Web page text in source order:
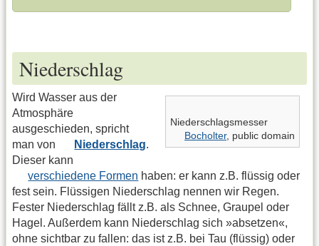
Niederschlag
Niederschlagsmesser
Bocholter, public domain
Wird Wasser aus der
Atmosphäre
ausgeschieden, spricht
man von
Niederschlag.
Dieser kann
verschiedene Formen haben: er kann z.B. flüssig oder
fest sein. Flüssigen Niederschlag nennen wir Regen.
Fester Niederschlag fällt z.B. als Schnee, Graupel oder
Hagel. Außerdem kann Niederschlag sich »absetzen«,
ohne sichtbar zu fallen: das ist z.B. bei Tau (flüssig) oder